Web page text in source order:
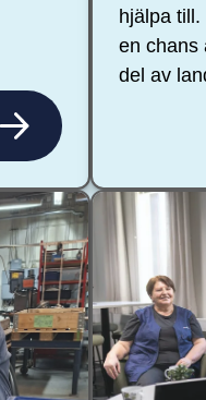
hjälpa
en chans
del av